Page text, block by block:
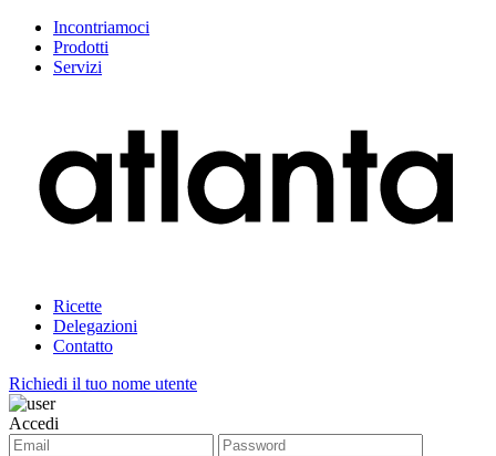
Incontriamoci
Prodotti
Servizi
Ricette
Delegazioni
Contatto
Richiedi il tuo nome utente
Accedi